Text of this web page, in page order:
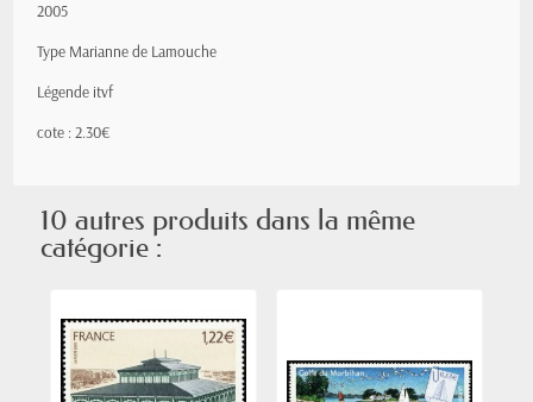
2005
Type Marianne de Lamouche
Légende itvf
cote : 2.30€
10 autres produits dans la même
catégorie :